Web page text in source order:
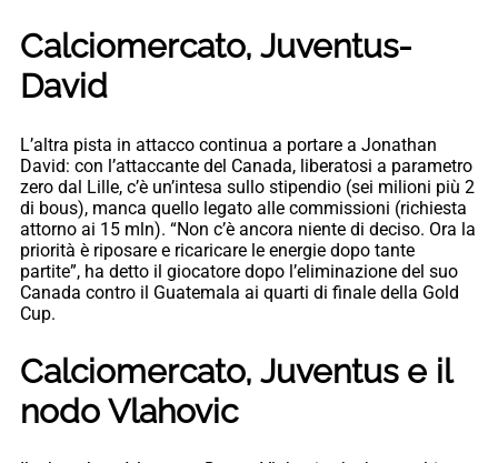
Calciomercato, Juventus-
David
L’altra pista in attacco continua a portare a Jonathan
David: con l’attaccante del Canada, liberatosi a parametro
zero dal Lille, c’è un’intesa sullo stipendio (sei milioni più 2
di bous), manca quello legato alle commissioni (richiesta
attorno ai 15 mln). “Non c’è ancora niente di deciso. Ora la
priorità è riposare e ricaricare le energie dopo tante
partite”, ha detto il giocatore dopo l’eliminazione del suo
Canada contro il Guatemala ai quarti di finale della Gold
Cup.
Calciomercato, Juventus e il
nodo Vlahovic